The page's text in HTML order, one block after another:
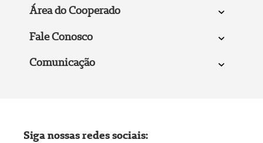
Área do Cooperado
Fale Conosco
Comunicação
Siga nossas redes sociais: